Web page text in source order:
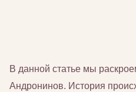
В данной статье мы
Андронинов. История